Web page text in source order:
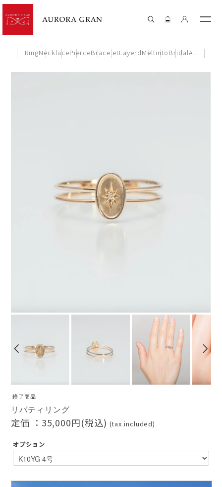
RingNecklacePierceBraceletLayerdMeltintoBridalAll
終了商品
リバティリング
定価 ： 35,000円(税込) (tax included)
オプション